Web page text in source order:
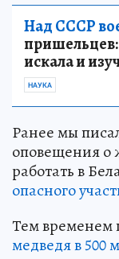
Над СССР
пришельцев:
искала и
НАУКА
Ранее мы
оповещения о
работать в
опасного
Тем
медведя в 500